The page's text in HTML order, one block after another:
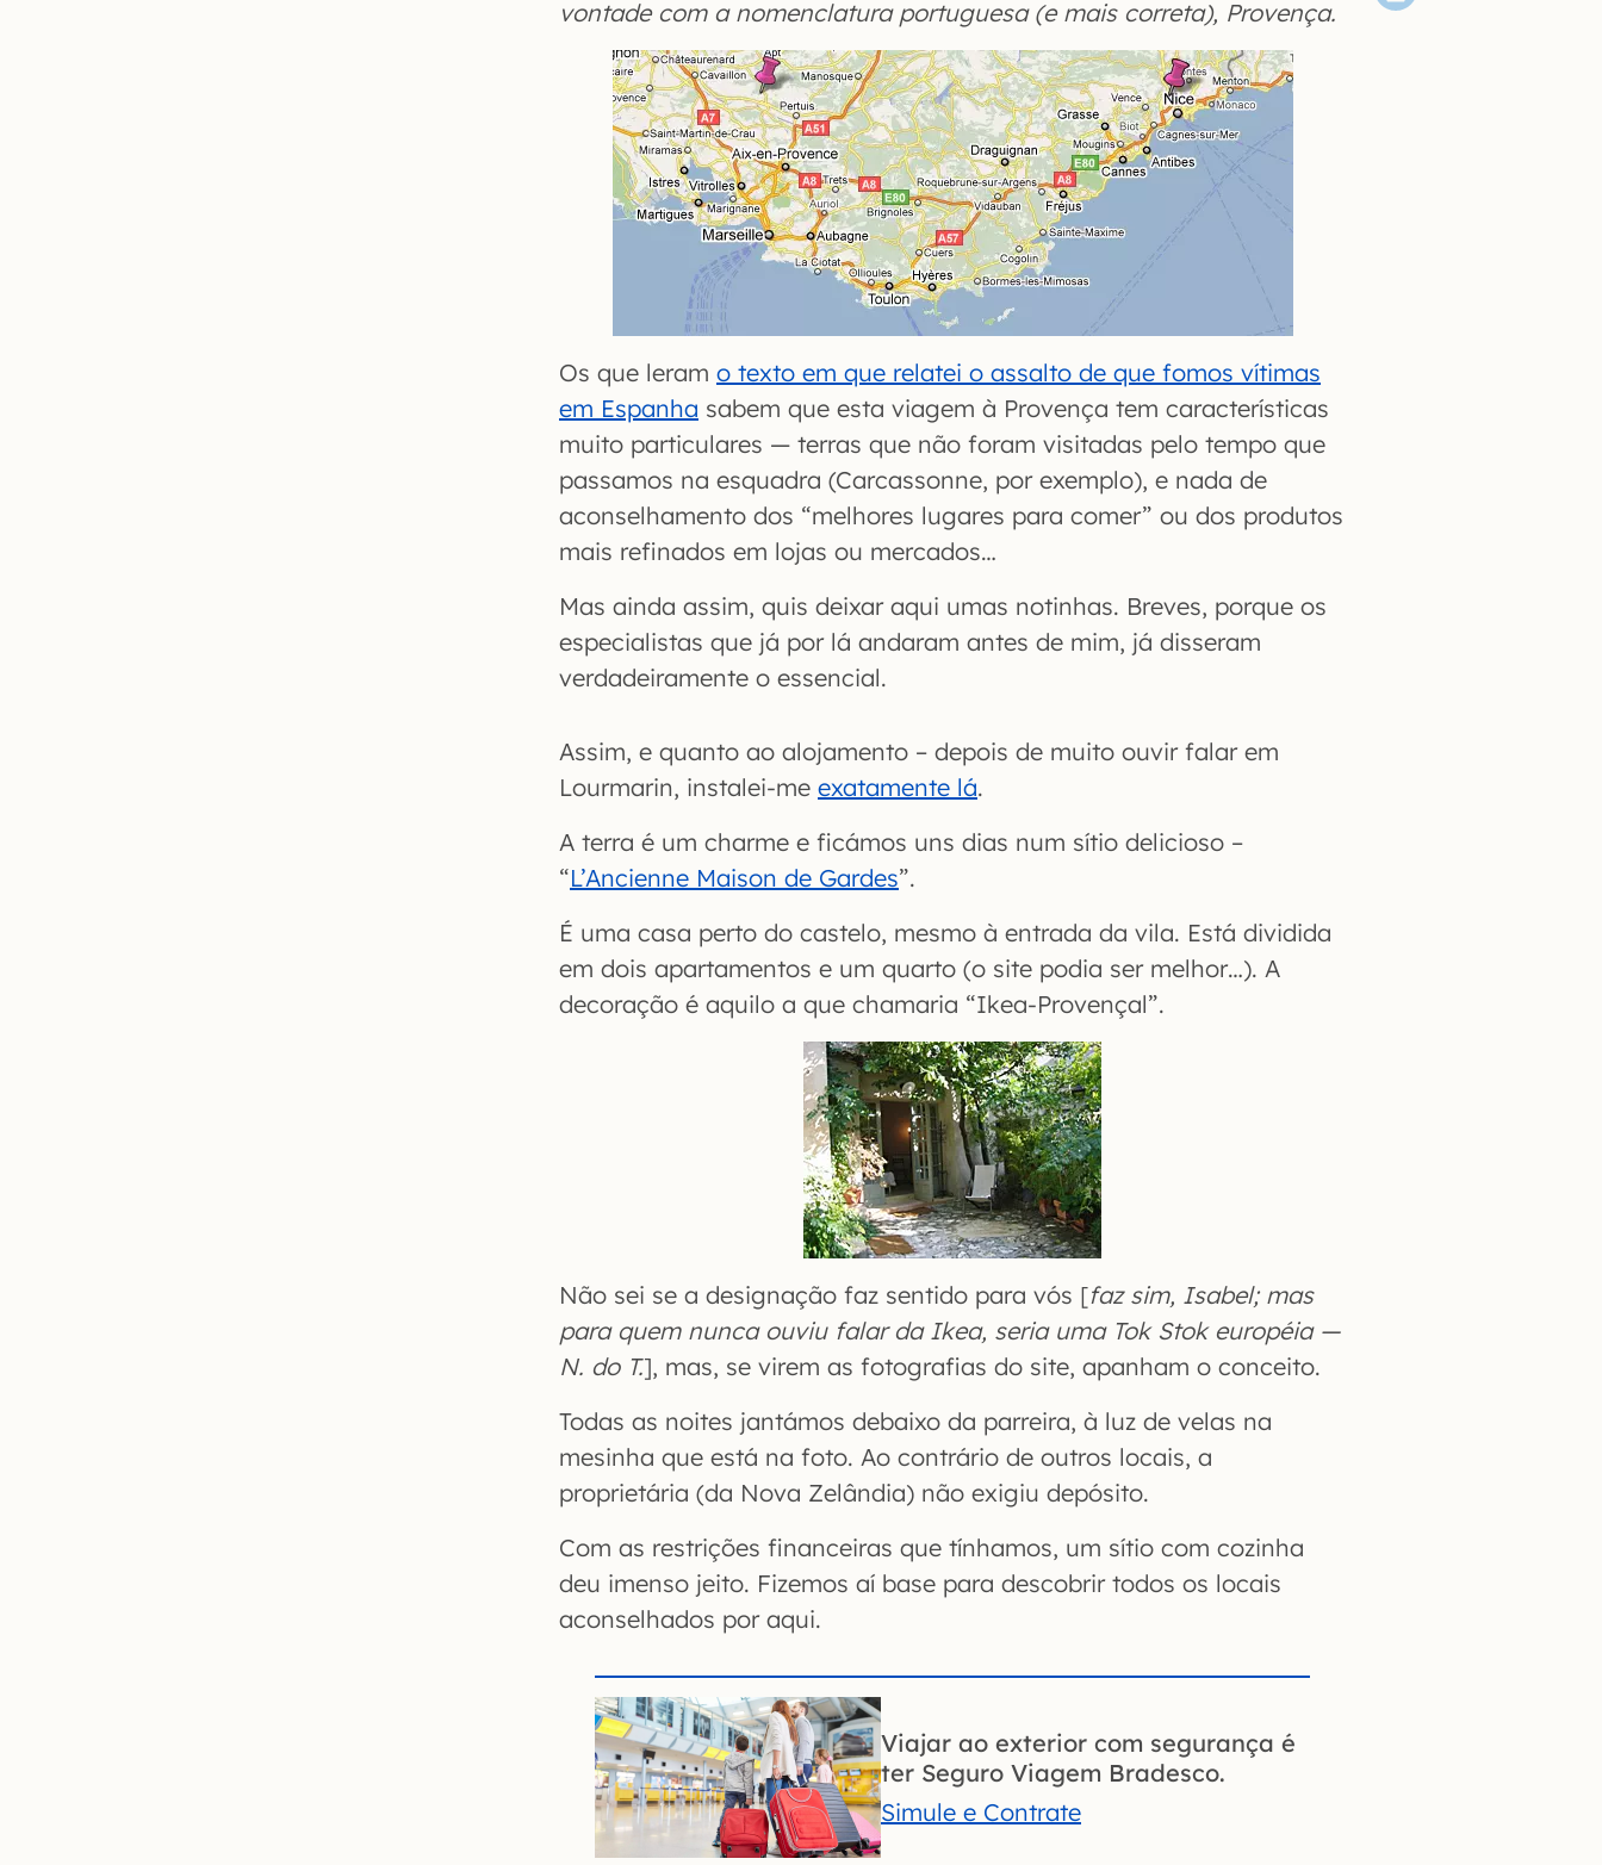
vontade com a nomenclatura portuguesa (e mais correta), Provença.
Os que leram o texto em que relatei o assalto de que fomos vítimas
em Espanha sabem que esta viagem à Provença tem características
muito particulares — terras que não foram visitadas pelo tempo que
passamos na esquadra (Carcassonne, por exemplo), e nada de
aconselhamento dos “melhores lugares para comer” ou dos produtos
mais refinados em lojas ou mercados…
Mas ainda assim, quis deixar aqui umas notinhas. Breves, porque os
especialistas que já por lá andaram antes de mim, já disseram
verdadeiramente o essencial.
Assim, e quanto ao alojamento – depois de muito ouvir falar em
Lourmarin, instalei-me exatamente lá.
A terra é um charme e ficámos uns dias num sítio delicioso –
“L’Ancienne Maison de Gardes”.
É uma casa perto do castelo, mesmo à entrada da vila. Está dividida
em dois apartamentos e um quarto (o site podia ser melhor…). A
decoração é aquilo a que chamaria “Ikea-Provençal”.
Não sei se a designação faz sentido para vós [faz sim, Isabel; mas
para quem nunca ouviu falar da Ikea, seria uma Tok Stok européia —
N. do T.], mas, se virem as fotografias do site, apanham o conceito.
Todas as noites jantámos debaixo da parreira, à luz de velas na
mesinha que está na foto. Ao contrário de outros locais, a
proprietária (da Nova Zelândia) não exigiu depósito.
Com as restrições financeiras que tínhamos, um sítio com cozinha
deu imenso jeito. Fizemos aí base para descobrir todos os locais
aconselhados por aqui.
Viajar ao exterior com segurança é
ter Seguro Viagem Bradesco.
Simule e Contrate